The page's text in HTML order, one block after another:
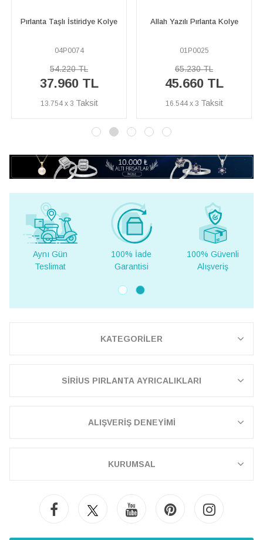
Allah Yazılı Pırlanta Kolye
01P0025
65.230 TL
45.660 TL
16.544 x 3
04P0036
17.390 TL
12.170 TL
4.410 x 3
Aynı Gün
Teslimat
100% İade
Garantisi
100% Güvenli
Alışveriş
KATEGORİLER
SİRİUS PIRLANTA AYRICALIKLARI
ALIŞVERİŞ DENEYİMİ
KURUMSAL